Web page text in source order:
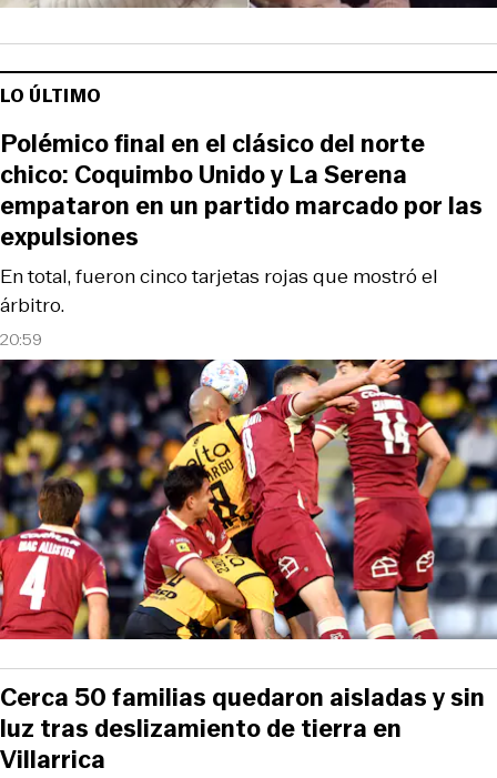
LO ÚLTIMO
20:59
En total, fueron cinco tarjetas rojas que mostró el
árbitro.
Polémico final en el clásico del norte
chico: Coquimbo Unido y La Serena
empataron en un partido marcado por las
expulsiones
Cerca 50 familias quedaron aisladas y sin
luz tras deslizamiento de tierra en
Villarrica